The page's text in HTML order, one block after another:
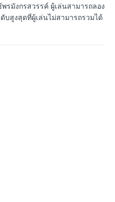
รมังกรสวรรค์ ผู้เล่นสามารถลอง
บสูงสุดที่ผู้เล่นไม่สามารถรวมได้